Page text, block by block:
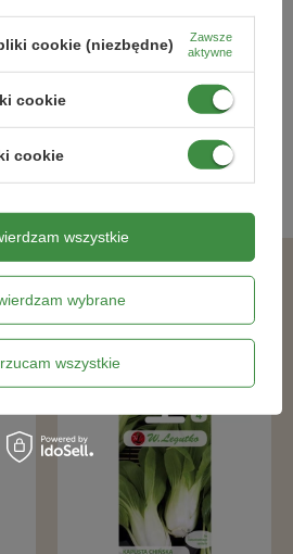
Kapusta Włoska Vertus 2 2 g
Legutko
cookie (niezbędne)
Zawsze
aktywne
cookie
cookie
wybrane
wszystkie
wszystkie